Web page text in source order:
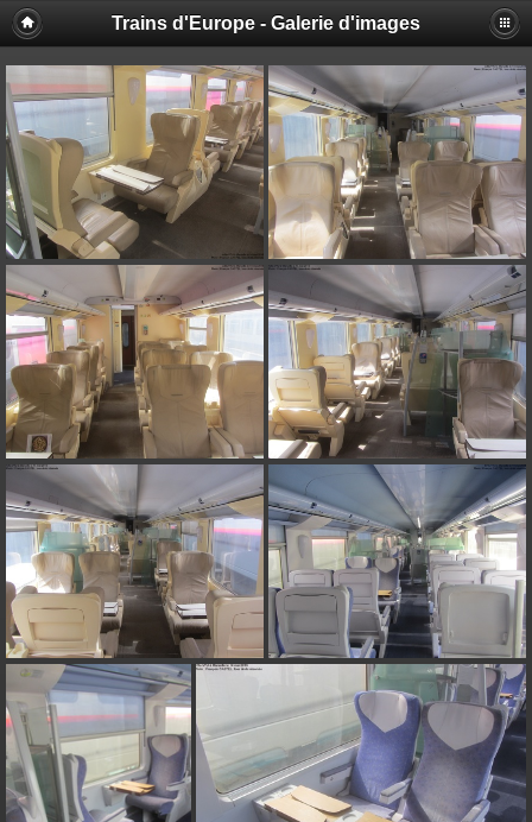
Trains d'Europe - Galerie d'images